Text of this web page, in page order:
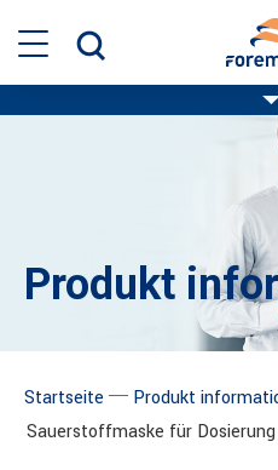
Produkt
Startseite ─ Produkt
Sauerstoffmaske für